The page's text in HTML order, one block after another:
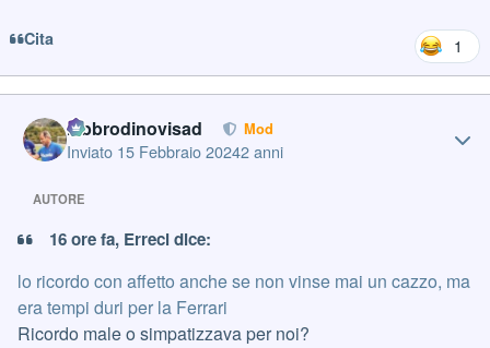
Cita 1
labbrodinovisad Mod
Inviato 15 Febbraio 20242 anni
AUTORE
16 ore fa, Erreci dice:
lo ricordo con affetto anche se non vinse mai un cazzo, ma
era tempi duri per la Ferrari
Ricordo male o simpatizzava per noi?